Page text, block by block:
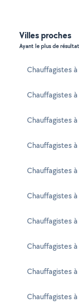
Villes proches
Ayant le plus de
Chauffagistes
Chauffagistes
Chauffagistes
Chauffagistes à
Chauffagistes
Chauffagistes à
Chauffagistes
Chauffagistes à
Chauffagistes
Chauffagistes